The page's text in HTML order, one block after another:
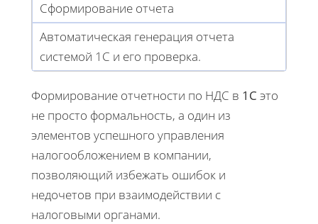
Сформирование отчета
Автоматическая генерация отчета
системой 1С и его проверка.
Формирование отчетности по НДС в 1С это
не просто формальность, а один из
элементов успешного управления
налогообложением в компании,
позволяющий избежать ошибок и
недочетов при взаимодействии с
налоговыми органами.